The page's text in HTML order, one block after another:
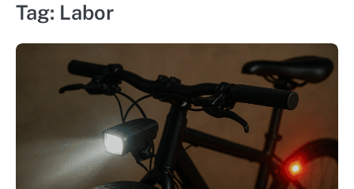
Tag: Labor